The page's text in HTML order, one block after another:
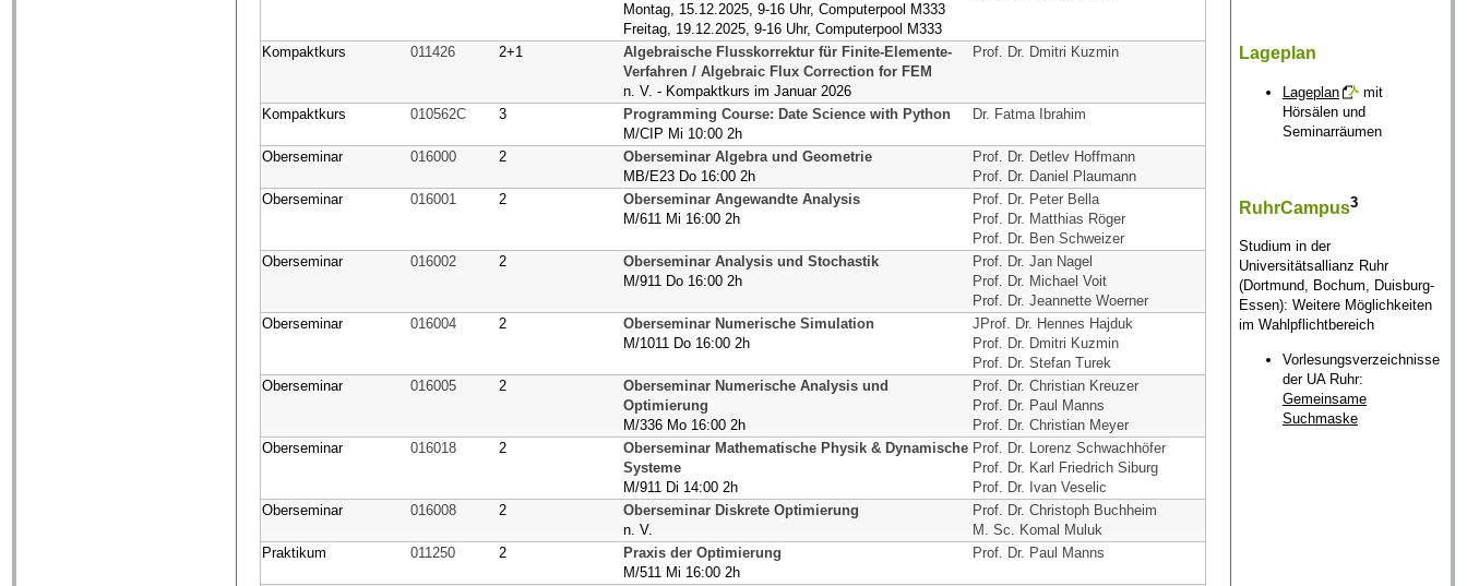
Montag, 15.12.2025, 9-16 Uhr, Computerpool M333
Freitag, 19.12.2025, 9-16 Uhr, Computerpool M333
Kompaktkurs 011426 2+1
Algebraische Flusskorrektur für Finite-Elemente-
Verfahren / Algebraic Flux Correction for FEM
n. V. - Kompaktkurs im Januar 2026
Prof. Dr. Dmitri Kuzmin
Kompaktkurs 010562C 3
Programming Course: Date Science with Python
M/CIP Mi 10:00 2h
Dr. Fatma Ibrahim
Oberseminar 016000 2
Oberseminar Algebra und Geometrie
MB/E23 Do 16:00 2h
Prof. Dr. Detlev Hoffmann
Prof. Dr. Daniel Plaumann
Oberseminar
016001 2
Oberseminar Angewandte Analysis
M/611 Mi 16:00 2h
Prof. Dr. Peter Bella
Prof. Dr. Matthias Röger
Prof. Dr. Ben Schweizer
Oberseminar
016002 2
Oberseminar Analysis und Stochastik
M/911 Do 16:00 2h
Prof. Dr. Jan Nagel
Prof. Dr. Michael Voit
Prof. Dr. Jeannette Woerner
Oberseminar
016004 2
Oberseminar Numerische Simulation
M/1011 Do 16:00 2h
JProf. Dr. Hennes Hajduk
Prof. Dr. Dmitri Kuzmin
Prof. Dr. Stefan Turek
Oberseminar
016005 2
Oberseminar Numerische Analysis und
Optimierung
M/336 Mo 16:00 2h
Prof. Dr. Christian Kreuzer
Prof. Dr. Paul Manns
Prof. Dr. Christian Meyer
Oberseminar
016018 2
Oberseminar Mathematische Physik & Dynamische
Systeme
M/911 Di 14:00 2h
Prof. Dr. Lorenz Schwachhöfer
Prof. Dr. Karl Friedrich Siburg
Prof. Dr. Ivan Veselic
Oberseminar
016008 2
Oberseminar Diskrete Optimierung
n. V.
Prof. Dr. Christoph Buchheim
M. Sc. Komal Muluk
Praktikum
011250 2
Praxis der Optimierung
M/511 Mi 16:00 2h
Prof. Dr. Paul Manns
Lageplan
Lageplan
mit
Hörsälen und
Seminarräumen
RuhrCampus3
Studium in der
Universitätsallianz Ruhr
(Dortmund, Bochum, Duisburg-
Essen): Weitere Möglichkeiten
im Wahlpflichtbereich
Vorlesungsverzeichnisse
der UA Ruhr:
Gemeinsame
Suchmaske